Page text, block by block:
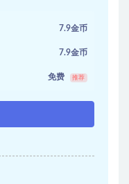
7.9金币
7.9金币
免费 推荐